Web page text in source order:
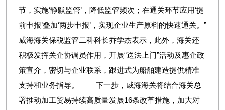
节，实施‘静默监管’，降低监管频次；在通关环节应用‘提
前申报’叠加‘两步申报’，实现企业生产原料的快速通关。”
威海海关保税监管二科科长乔学杰表示，此外，海关还
积极发挥关企协调员作用，开展“送法上门”活动及惠企政
策宣介，密切与企业联系，跟进式为船舶建造提供精准
支持和业务指导。 下一步，威海海关将结合海关总
署推动加工贸易持续高质量发展16条改革措施，加大对